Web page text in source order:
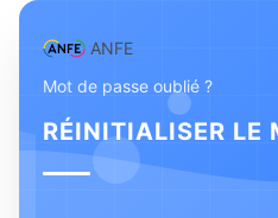
ANFE
Mot de passe oublié ?
RÉINITIALISER LE